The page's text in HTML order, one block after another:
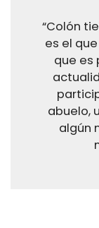
“Colón
es el
que es
abuelo,
algún